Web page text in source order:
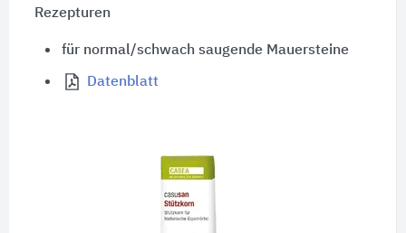
Rezepturen
für normal/schwach saugende Mauersteine
Datenblatt